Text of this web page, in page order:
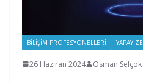
BILIŞIM PROFESYONELLERI YAPAY
26 Haziran 2024 Osman Selçok